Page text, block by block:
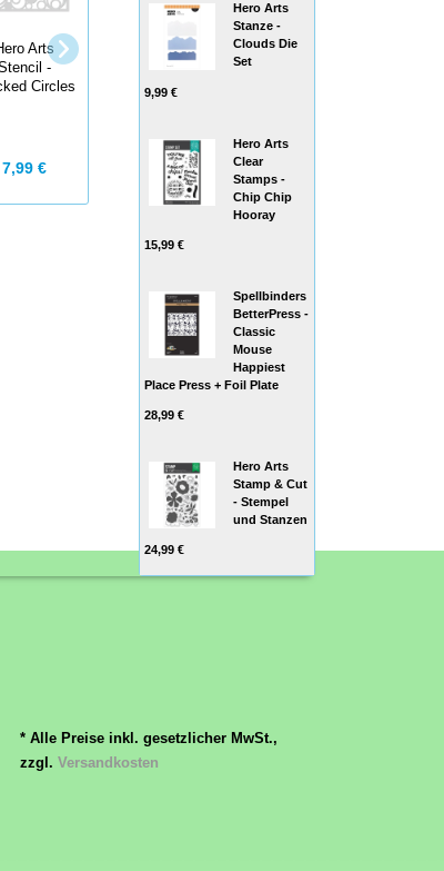
Arts
-
Circles
7,99 €
StempelBar
Gegenwart/Zukunft
6,00 €
StempelBar
Hero Arts
Stanze -
Clouds Die
Set
9,99 €
Hero Arts
Clear
Stamps -
Chip Chip
Hooray
15,99 €
Spellbinders
BetterPress -
Classic
Mouse
Happiest
Place Press + Foil Plate
28,99 €
Hero Arts
Stamp & Cut
- Stempel
und Stanzen
24,99 €
* Alle Preise inkl. gesetzlicher MwSt.,
zzgl. Versandkosten